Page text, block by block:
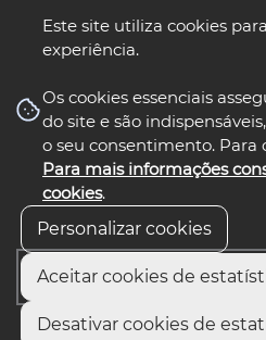
Este site utiliza cookies
experiência.
Os cookies essenciais
do site e são
o seu consentimento. Para
Para mais informações
cookies.
Personalizar cookies
Aceitar cookies de
Desativar cookies de
nos
Início